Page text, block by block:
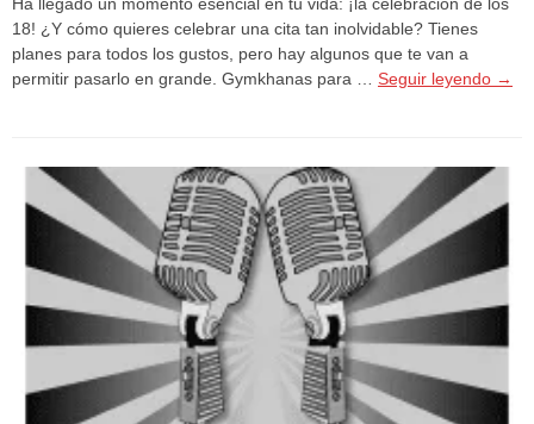
18! ¿Y cómo quieres celebrar una cita tan inolvidable? Tienes
planes para todos los gustos, pero hay algunos que te van a
permitir pasarlo en grande. Gymkhanas para … Seguir leyendo →